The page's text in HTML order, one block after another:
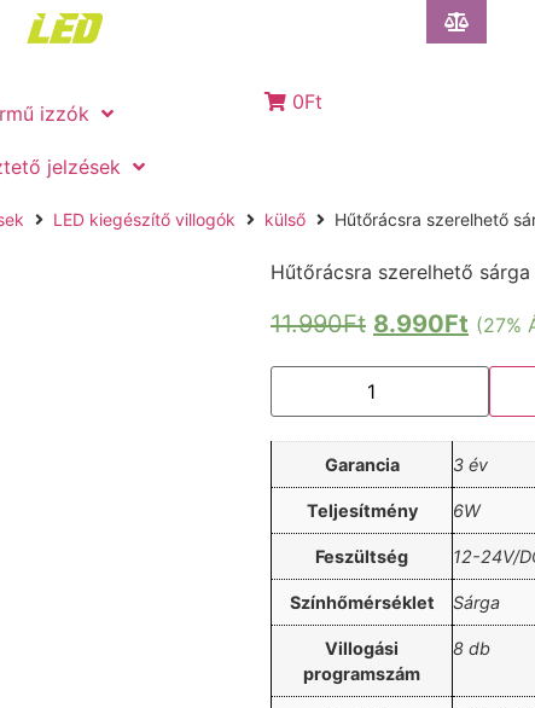
izzók
jelzések
0Ft
LED kiegészítő villogók külső Hűtőrácsra szerelhető
Hűtőrácsra szerelhető
11.990Ft 8.990Ft (27%
Garancia 3 év
Teljesítmény 6W
Feszültség 12-24V/
Színhőmérséklet Sárga
Villogási
programszám
8 db